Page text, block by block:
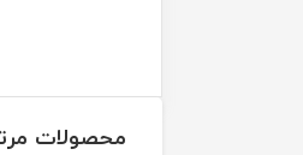
محصولات